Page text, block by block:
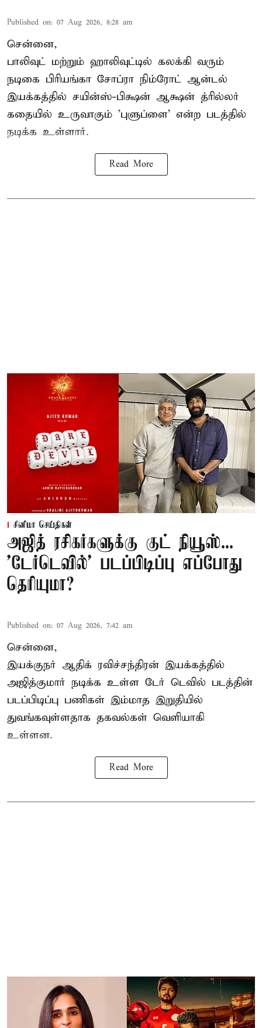
Published on: 07 Aug 2026, 8:28 am
சென்னை,
பாலிவுட் மற்றும் ஹாலிவுட்டில் கலக்கி வரும்
நடிகை பிரியங்கா சோப்ரா நிம்ரோட் ஆன்டல்
இயக்கத்தில் சயின்ஸ்-பிக்ஷன் ஆக்ஷன் த்ரில்லர்
கதையில் உருவாகும் 'புளுப்ளை' என்ற படத்தில்
நடிக்க உள்ளார்.
Read More
சினிமா செய்திகள்
அஜித் ரசிகர்களுக்கு குட் நியூஸ்...
'டேர்டெவில்' படப்பிடிப்பு எப்போது
தெரியுமா?
Published on: 07 Aug 2026, 7:42 am
சென்னை,
இயக்குநர் ஆதிக் ரவிச்சந்திரன் இயக்கத்தில்
அஜித்குமார் நடிக்க உள்ள டேர் டெவில் படத்தின்
படப்பிடிப்பு பணிகள் இம்மாத இறுதியில்
துவங்கவுள்ளதாக தகவல்கள் வெளியாகி
உள்ளன.
Read More